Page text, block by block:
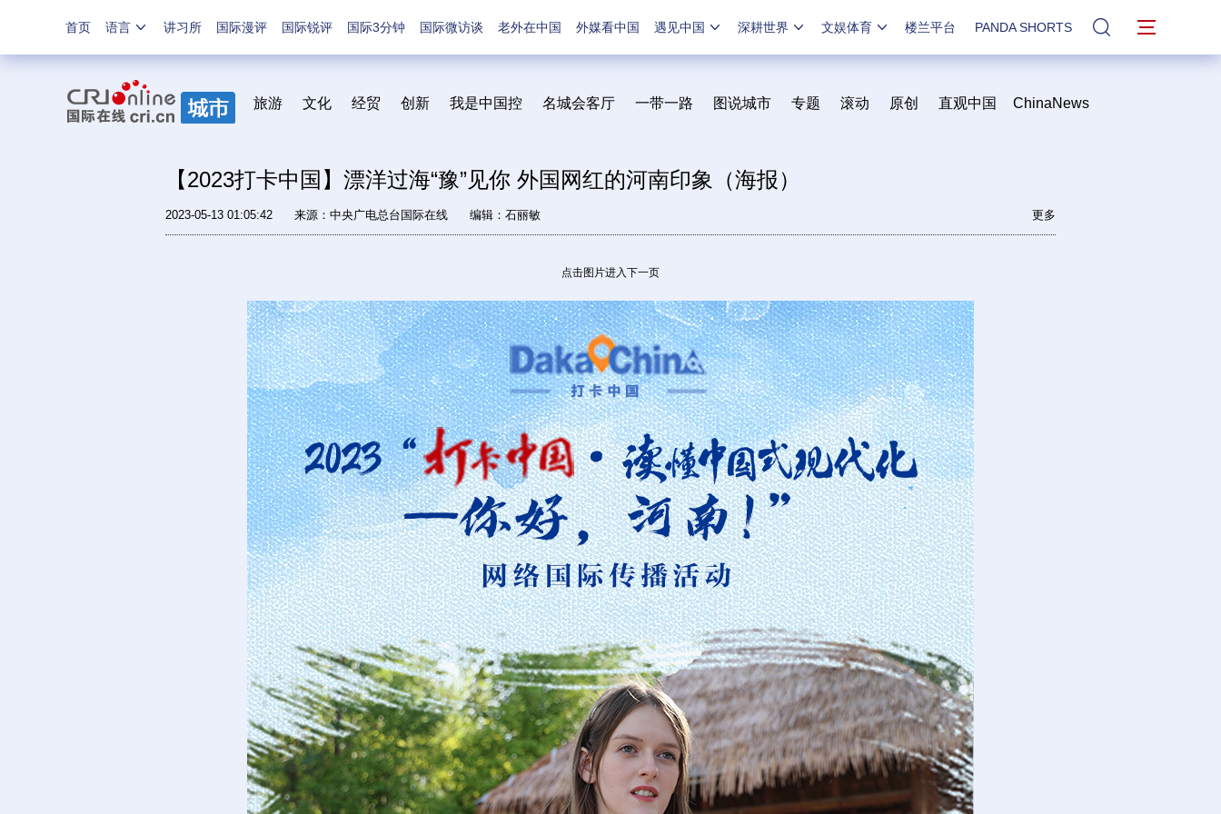
首页 语言 讲习所 国际漫评 国际锐评 国际3分钟 国际微访谈 老外在中国 外媒看中国 遇见中国 深耕世界 文娱体育 楼兰平台 PANDA SHORTS 站内搜索
旅游 文化 经贸 创新 我是中国控 名城会客厅 一带一路 图说城市 专题 滚动 原创 直观中国 ChinaNews
【2023打卡中国】漂洋过海“豫”见你 外国网红的河南印象（海报）
2023-05-13 01:05:42 来源：中央广电总台国际在线 编辑：石丽敏 更多
点击图片进入下一页